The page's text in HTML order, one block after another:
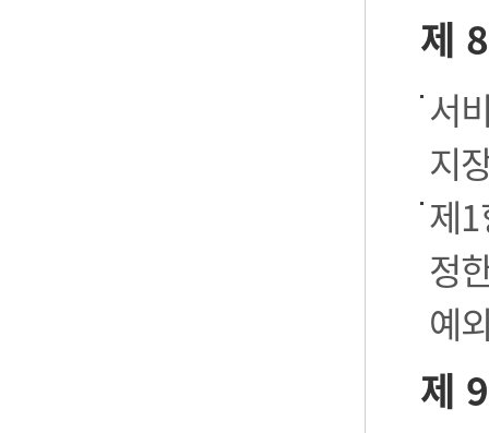
제
서
지
제
정
예
제